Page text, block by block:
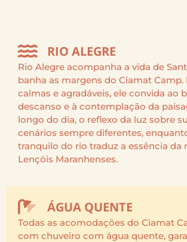
RIO ALEGRE
Rio Alegre acompanha a vida de
banha as margens do Ciamat Camp.
calmas e agradáveis, ele convida ao
descanso e à contemplação da
longo do dia, o reflexo da luz sobre
cenários sempre diferentes,
tranquilo do rio traduz a essência da
Lençóis Maranhenses.
ÁGUA QUENTE
Todas as acomodações do Ciamat
com chuveiro com água quente,